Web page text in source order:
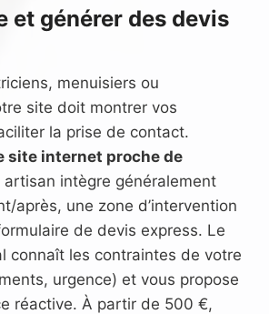
et générer des devis
menuisiers ou
site doit montrer vos
la prise de contact.
site internet proche de
artisan intègre généralement
après, une zone d’intervention
de devis express. Le
connaît les contraintes de votre
urgence) et vous propose
réactive. À partir de 500 €,